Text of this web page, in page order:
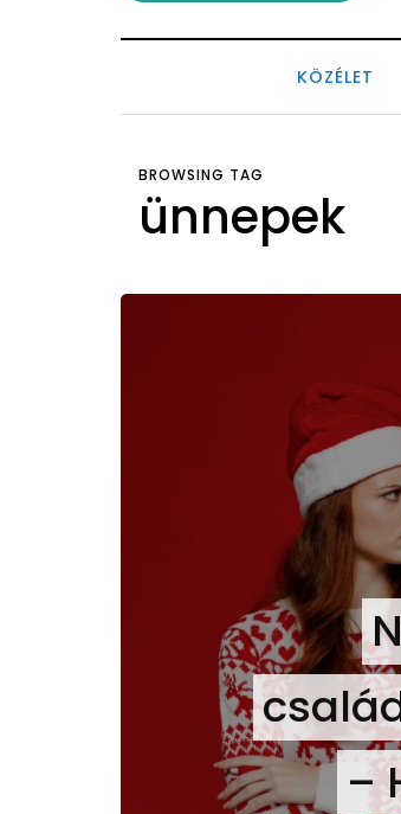
KÖZÉLET
BROWSING TAG
ünnepek
–